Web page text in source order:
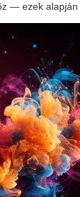
— ezek alapján